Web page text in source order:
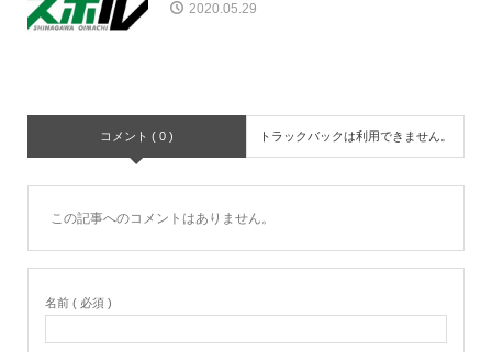
2020.05.29
コメント ( 0 ) トラックバックは利用できません。
この記事へのコメントはありません。
名前 ( 必須 )